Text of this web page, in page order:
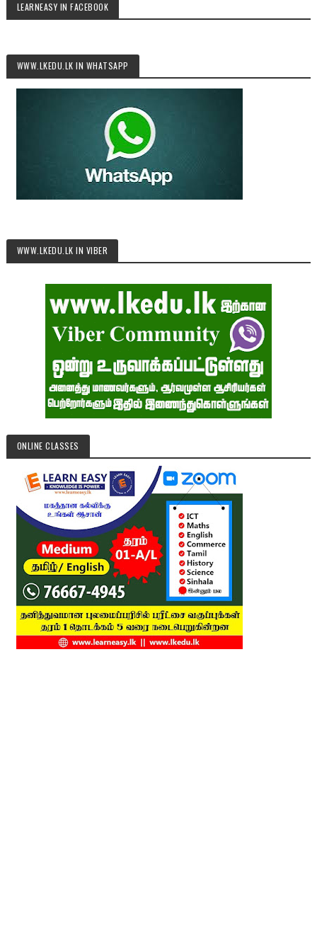
LEARNEASY IN FACEBOOK
WWW.LKEDU.LK IN WHATSAPP
WWW.LKEDU.LK IN VIBER
ONLINE CLASSES